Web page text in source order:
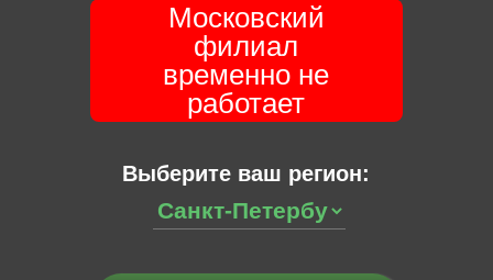
Московский
филиал
временно не
работает
Выберите ваш регион: